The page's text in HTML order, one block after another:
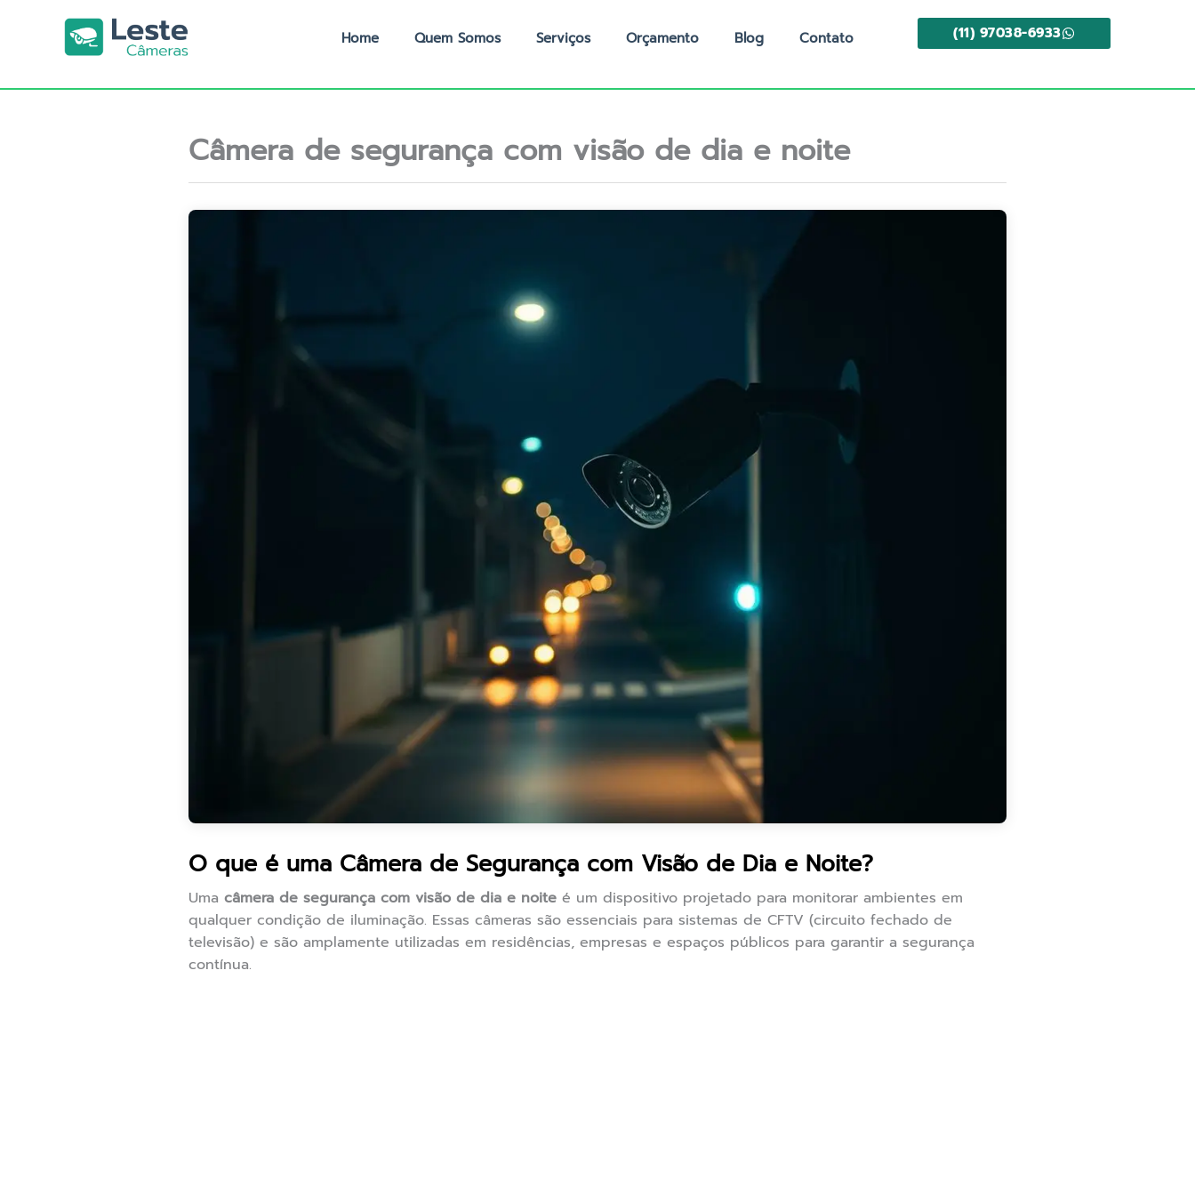
Home Quem Somos Serviços Orçamento Blog Contato (11) 97038-6933
Câmera de segurança com visão de dia e noite
O que é uma Câmera de Segurança com Visão de Dia e Noite?
Uma câmera de segurança com visão de dia e noite é um dispositivo projetado para monitorar ambientes em
qualquer condição de iluminação. Essas câmeras são essenciais para sistemas de CFTV (circuito fechado de
televisão) e são amplamente utilizadas em residências, empresas e espaços públicos para garantir a segurança
contínua.